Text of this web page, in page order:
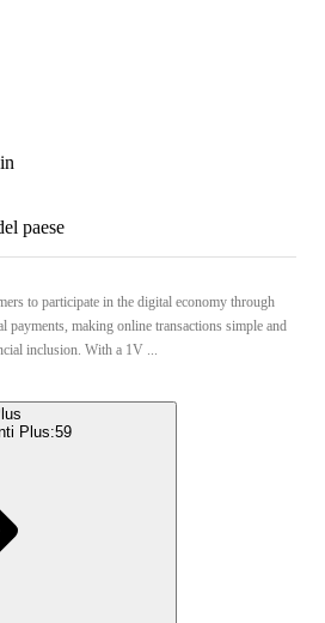
paese
to participate in the digital economy through
payments, making online transactions simple and
inclusion. With a 1V ...
Plus:59